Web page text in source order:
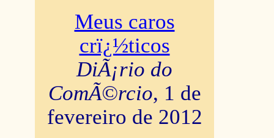
Meus caros
crï¿½ticos
DiÃ¡rio do
ComÃ©rcio, 1 de
fevereiro de 2012